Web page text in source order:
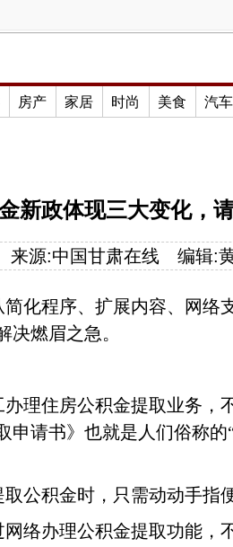
房产 家居 时尚 美食 汽车
新政体现三大变化，
来源:中国甘肃在线 编辑:
化程序、扩展内容、网络
燃眉之急。
办理住房公积金提取业务
请书》也就是人们俗称
公积金时，只需动动手指
络办理公积金提取功能，